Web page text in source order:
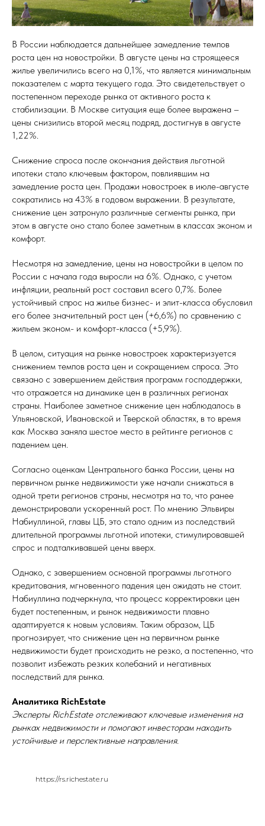
В России наблюдается дальнейшее замедление темпов
роста цен на новостройки. В августе цены на строящееся
жилье увеличились всего на 0,1%, что является минимальным
показателем с марта текущего года. Это свидетельствует о
постепенном переходе рынка от активного роста к
стабилизации. В Москве ситуация еще более выражена –
цены снизились второй месяц подряд, достигнув в августе
1,22%.
Снижение спроса после окончания действия льготной
ипотеки стало ключевым фактором, повлиявшим на
замедление роста цен. Продажи новостроек в июле-августе
сократились на 43% в годовом выражении. В результате,
снижение цен затронуло различные сегменты рынка, при
этом в августе оно стало более заметным в классах эконом и
комфорт.
Несмотря на замедление, цены на новостройки в целом по
России с начала года выросли на 6%. Однако, с учетом
инфляции, реальный рост составил всего 0,7%. Более
устойчивый спрос на жилье бизнес- и элит-класса обусловил
его более значительный рост цен (+6,6%) по сравнению с
жильем эконом- и комфорт-класса (+5,9%).
В целом, ситуация на рынке новостроек характеризуется
снижением темпов роста цен и сокращением спроса. Это
связано с завершением действия программ господдержки,
что отражается на динамике цен в различных регионах
страны. Наиболее заметное снижение цен наблюдалось в
Ульяновской, Ивановской и Тверской областях, в то время
как Москва заняла шестое место в рейтинге регионов с
падением цен.
Согласно оценкам Центрального банка России, цены на
первичном рынке недвижимости уже начали снижаться в
одной трети регионов страны, несмотря на то, что ранее
демонстрировали ускоренный рост. По мнению Эльвиры
Набиуллиной, главы ЦБ, это стало одним из последствий
длительной программы льготной ипотеки, стимулировавшей
спрос и подталкивавшей цены вверх.
Однако, с завершением основной программы льготного
кредитования, мгновенного падения цен ожидать не стоит.
Набиуллина подчеркнула, что процесс корректировки цен
будет постепенным, и рынок недвижимости плавно
адаптируется к новым условиям. Таким образом, ЦБ
прогнозирует, что снижение цен на первичном рынке
недвижимости будет происходить не резко, а постепенно, что
позволит избежать резких колебаний и негативных
последствий для рынка.
Аналитика RichEstate
Эксперты RichEstate отслеживают ключевые изменения на
рынках недвижимости и помогают инвесторам находить
устойчивые и перспективные направления.
https://rs.richestate.ru